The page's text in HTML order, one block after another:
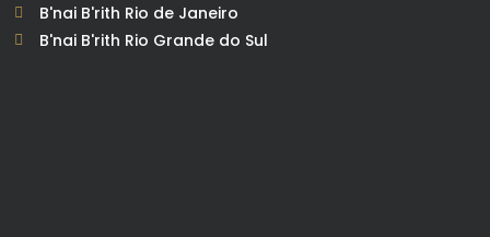
B'nai B'rith Rio de Janeiro
B'nai B'rith Rio Grande do Sul